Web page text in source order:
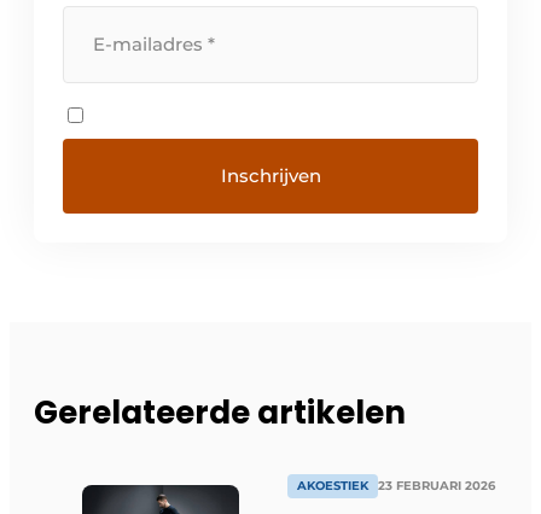
Gerelateerde artikelen
AKOESTIEK 23 FEBRUARI 2026